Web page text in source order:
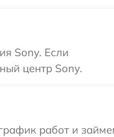
Sony. Если
центр Sony.
работ и